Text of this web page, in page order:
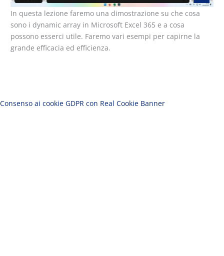
In questa lezione faremo una dimostrazione su che cosa
sono i dynamic array in Microsoft Excel 365 e a cosa
possono esserci utile. Faremo vari esempi per capirne la
grande efficacia ed efficienza.
Consenso ai cookie GDPR con Real Cookie Banner